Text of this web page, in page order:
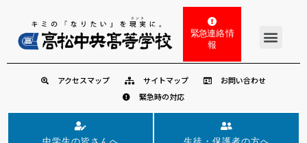
緊急連絡 情
報
アクセスマップ サイトマップ
お問い合わせ
緊急時の対応